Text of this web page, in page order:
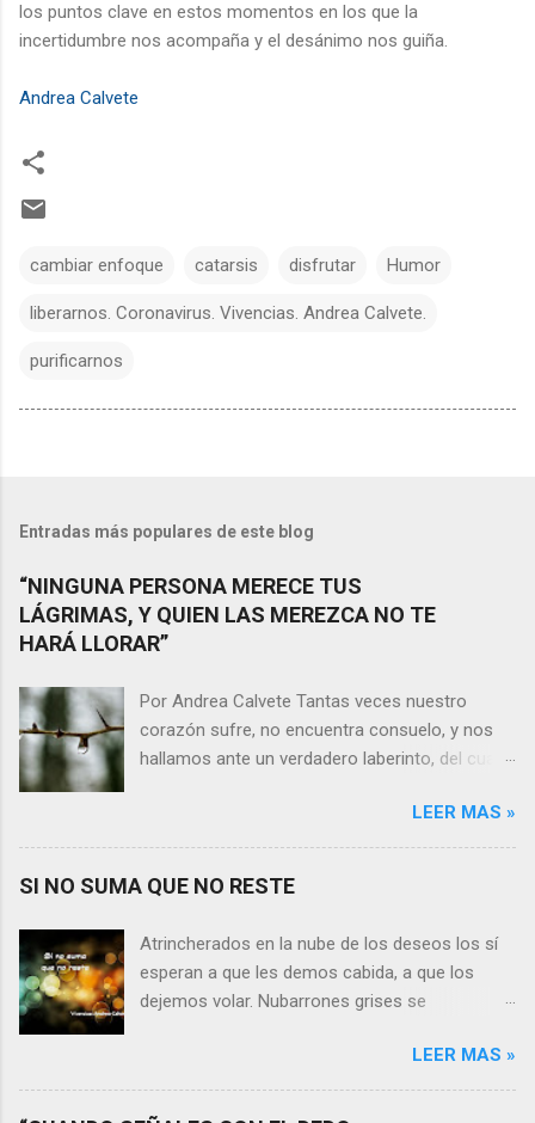
los puntos clave en estos momentos en los que la
incertidumbre nos acompaña y el desánimo nos guiña.
Andrea Calvete
cambiar enfoque catarsis disfrutar Humor
liberarnos. Coronavirus. Vivencias. Andrea Calvete.
purificarnos
Entradas más populares de este blog
“NINGUNA PERSONA MERECE TUS
LÁGRIMAS, Y QUIEN LAS MEREZCA NO TE
HARÁ LLORAR”
Por Andrea Calvete Tantas veces nuestro
corazón sufre, no encuentra consuelo, y nos
hallamos ante un verdadero laberinto, del cual
razones pierden el sentido, y las respuestas se
alejan tan distantes que no alcanzamos a
distinguirlas. ¿Es qué a caso alguien merece
nuestras lágrimas?, quizás quien esté
Por otra parte, si nos ponemos a pensar en
algún momento de la vida todos hemos sufrido
por causa de una persona. Entonces ¿cómo
LEER MAS »
SI NO SUMA QUE NO RESTE
Atrincherados en la nube de los deseos los sí
esperan a que les demos cabida, a que los
dejemos volar. Nubarrones grises se
indecisión, o simplemente por no ver con
claridad el camino a seguir. Lo claro es que si
no suma que no reste. En esa puja por decidir,
LEER MAS »